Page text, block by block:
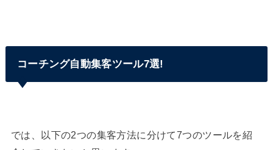
コーチング自動集客ツール7選!
では、以下の2つの集客方法に分けて7つのツールを紹